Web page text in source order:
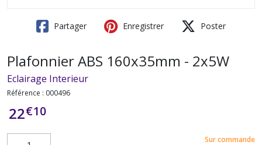
Partager Enregistrer Poster
Plafonnier ABS 160x35mm - 2x5W
Eclairage Interieur
Référence : 000496
22€10
Sur commande